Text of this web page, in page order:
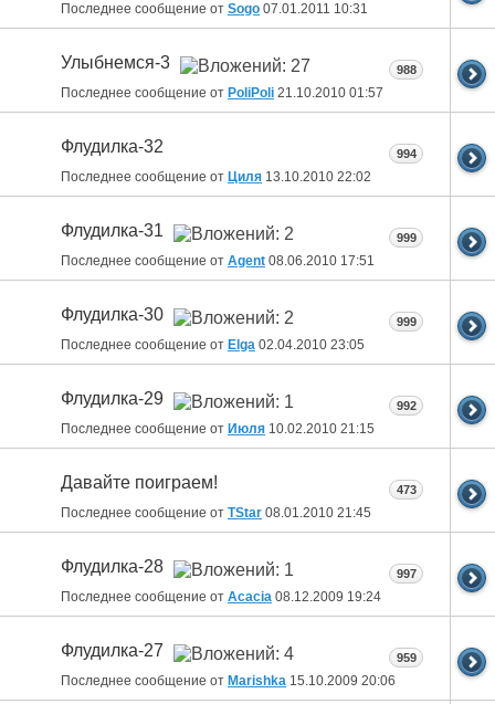
Последнее сообщение от Sogo 07.01.2011 10:31
Улыбнемся-3
Последнее сообщение от PoliPoli 21.10.2010 01:57
988
Флудилка-32
Последнее сообщение от Циля 13.10.2010 22:02
994
Флудилка-31
Последнее сообщение от Agent 08.06.2010 17:51
999
Флудилка-30
Последнее сообщение от Elga 02.04.2010 23:05
999
Флудилка-29
Последнее сообщение от Июля 10.02.2010 21:15
992
Давайте поиграем!
Последнее сообщение от ТStar 08.01.2010 21:45
473
Флудилка-28
Последнее сообщение от Acacia 08.12.2009 19:24
997
Флудилка-27
Последнее сообщение от Marishka 15.10.2009 20:06
959